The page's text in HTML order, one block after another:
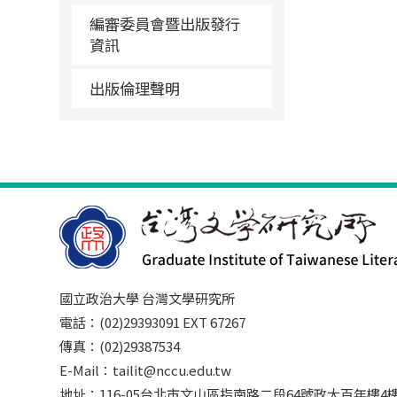
編審委員會暨出版發行
資訊
出版倫理聲明
國立政治大學 台灣文學研究所
電話：(02)29393091 EXT 67267
傳真：(02)29387534
E-Mail：tailit@nccu.edu.tw